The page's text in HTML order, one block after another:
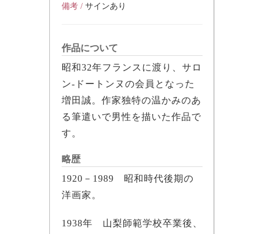
備考 / サインあり
作品について
昭和32年フランスに渡り、サロ
ン-ドートンヌの会員となった
増田誠。作家独特の温かみのあ
る筆遣いで男性を描いた作品で
す。
略歴
1920－1989 昭和時代後期の
洋画家。
1938年 山梨師範学校卒業後、